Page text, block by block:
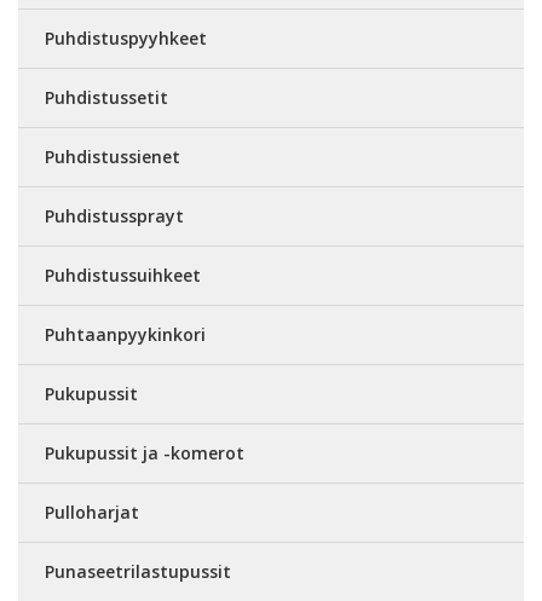
Puhdistuspyyhkeet
Puhdistussetit
Puhdistussienet
Puhdistussprayt
Puhdistussuihkeet
Puhtaanpyykinkori
Pukupussit
Pukupussit ja -komerot
Pulloharjat
Punaseetrilastupussit